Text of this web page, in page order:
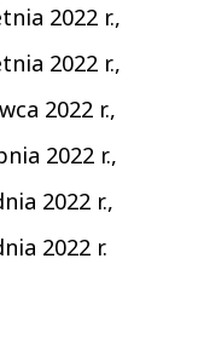
2022 r.,
2022 r.,
2022 r.,
2022 r.,
2022 r.,
2022 r.